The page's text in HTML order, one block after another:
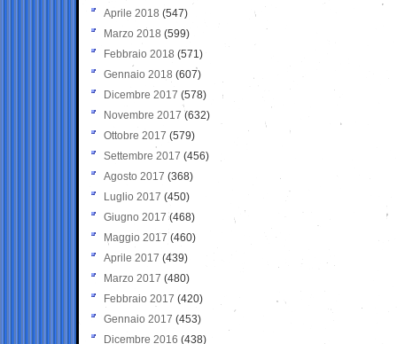
Aprile 2018 (547)
Marzo 2018 (599)
Febbraio 2018 (571)
Gennaio 2018 (607)
Dicembre 2017 (578)
Novembre 2017 (632)
Ottobre 2017 (579)
Settembre 2017 (456)
Agosto 2017 (368)
Luglio 2017 (450)
Giugno 2017 (468)
Maggio 2017 (460)
Aprile 2017 (439)
Marzo 2017 (480)
Febbraio 2017 (420)
Gennaio 2017 (453)
Dicembre 2016 (438)